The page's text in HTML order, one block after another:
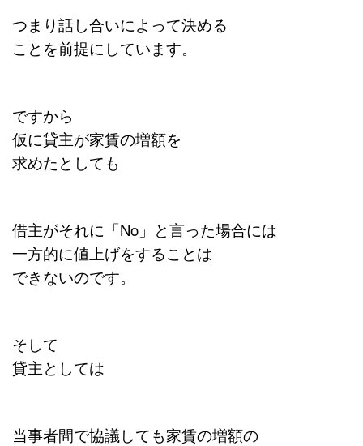
つまり話し合いによって決める
ことを前提にしています。
ですから
仮に貸主が家賃の増額を
求めたとしても
借主がそれに「No」と言った場合には
一方的に値上げをすることは
できないのです。
そして
貸主としては
当事者間で協議しても家賃の増額の